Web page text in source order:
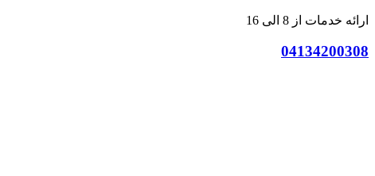
پرش
محتوا
ارائه خدمات از 8 الی 16
04134200308